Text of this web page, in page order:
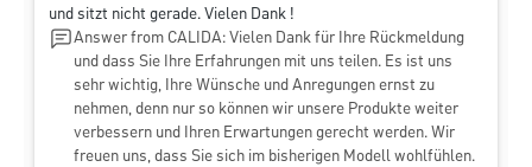
und sitzt nicht gerade. Vielen Dank !
Answer from CALIDA: Vielen Dank für Ihre Rückmeldung
und dass Sie Ihre Erfahrungen mit uns teilen. Es ist uns
sehr wichtig, Ihre Wünsche und Anregungen ernst zu
nehmen, denn nur so können wir unsere Produkte weiter
verbessern und Ihren Erwartungen gerecht werden. Wir
freuen uns, dass Sie sich im bisherigen Modell wohlfühlen.